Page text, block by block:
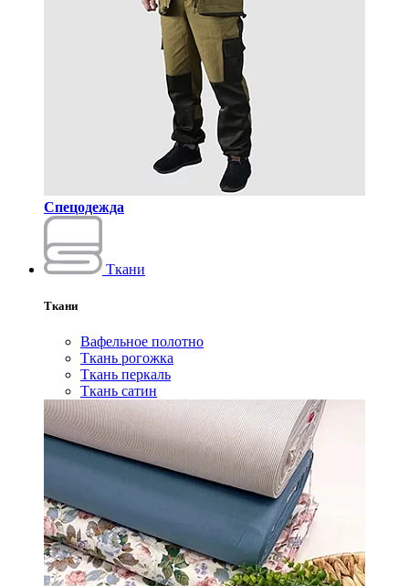
Спецодежда
Ткани
Ткани
Вафельное полотно
Ткань рогожка
Ткань перкаль
Ткань сатин